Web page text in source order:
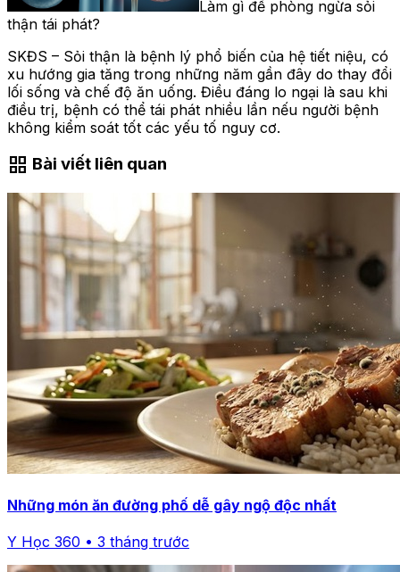
Làm gì để phòng ngừa sỏi
thận tái phát?
SKĐS – Sỏi thận là bệnh lý phổ biến của hệ tiết niệu, có
xu hướng gia tăng trong những năm gần đây do thay đổi
lối sống và chế độ ăn uống. Điều đáng lo ngại là sau khi
điều trị, bệnh có thể tái phát nhiều lần nếu người bệnh
không kiểm soát tốt các yếu tố nguy cơ.
grid_view Bài viết liên quan
Những món ăn đường phố dễ gây ngộ độc nhất
Y Học 360 • 3 tháng trước